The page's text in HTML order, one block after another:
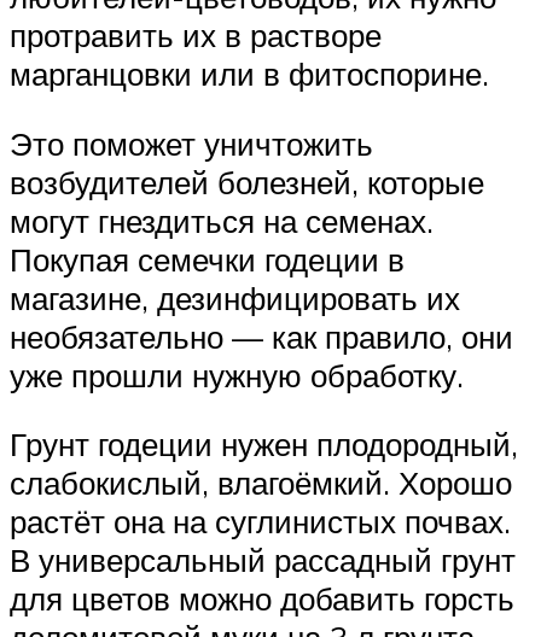
протравить их в растворе
марганцовки или в фитоспорине.
Это поможет уничтожить
возбудителей болезней, которые
могут гнездиться на семенах.
Покупая семечки годеции в
магазине, дезинфицировать их
необязательно — как правило, они
уже прошли нужную обработку.
Грунт годеции нужен плодородный,
слабокислый, влагоёмкий. Хорошо
растёт она на суглинистых почвах.
В универсальный рассадный грунт
для цветов можно добавить горсть